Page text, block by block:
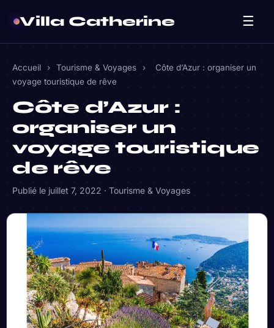
Villa Catherine ☰
Accueil › Tourisme & Voyages ›
Côte d’Azur : organiser un
voyage touristique de rêve
Côte d’Azur :
organiser un
voyage touristique
de rêve
Publié le juillet 7, 2022 · Tourisme & Voyages